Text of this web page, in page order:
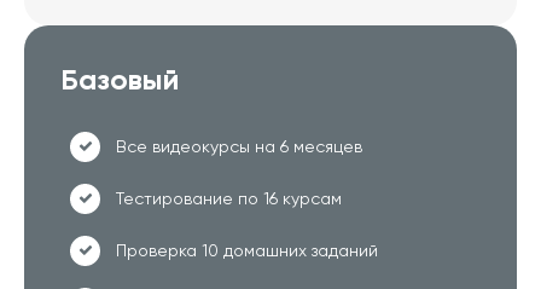
Базовый
Все видеокурсы на 6 месяцев
Тестирование по 16 курсам
Проверка 10 домашних заданий